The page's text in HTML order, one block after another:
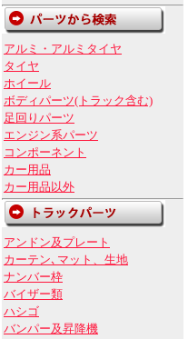
アルミ・アルミタイヤ
タイヤ
ホイール
ボディパーツ(トラック含む)
足回りパーツ
エンジン系パーツ
コンポーネント
カー用品
カー用品以外
アンドン及プレート
カーテン､マット、生地
ナンバー枠
バイザー類
ハシゴ
バンパー及昇降機